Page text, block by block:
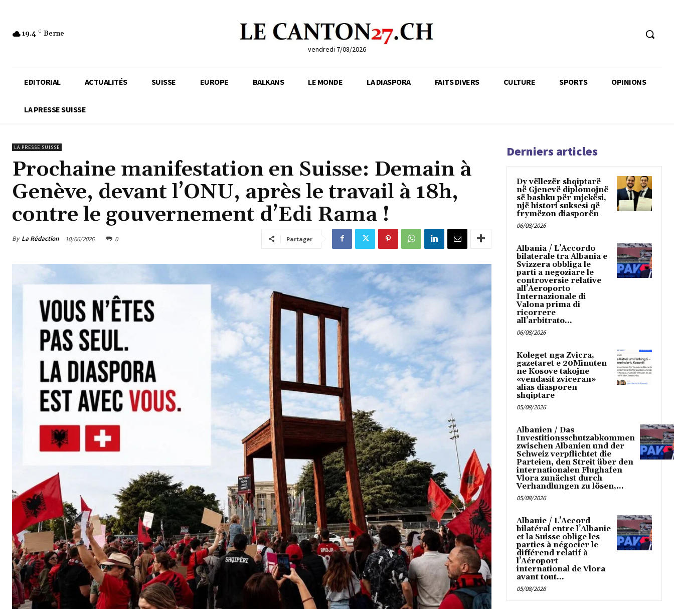
19.4 C Berne
vendredi 7/08/2026
EDITORIAL ACTUALITÉS SUISSE EUROPE BALKANS LE MONDE LA DIASPORA FAITS DIVERS CULTURE SPORTS OPINIONS
LA PRESSE SUISSE
LA PRESSE SUISSE
Prochaine manifestation en Suisse: Demain à
Genève, devant l’ONU, après le travail à 18h,
contre le gouvernement d’Edi Rama !
By La Rédaction 10/06/2026 0 Partager
Derniers articles
Dy vëllezër shqiptarë
në Gjenevë diplomojnë
së bashku për mjekësi,
një histori suksesi që
frymëzon diasporën
06/08/2026
Albania / L’Accordo
bilaterale tra Albania e
Svizzera obbliga le
parti a negoziare le
controversie relative
all’Aeroporto
Internazionale di
Valona prima di
ricorrere
all’arbitrato...
06/08/2026
Koleget nga Zvicra,
gazetaret e 20Minuten
ne Kosove takojne
«vendasit zviceran»
alias diasporen
shqiptare
05/08/2026
Albanien / Das
Investitionsschutzabkommen
zwischen Albanien und der
Schweiz verpflichtet die
Parteien, den Streit über den
internationalen Flughafen
Vlora zunächst durch
Verhandlungen zu lösen,...
05/08/2026
Albanie / L’Accord
bilatéral entre l’Albanie
et la Suisse oblige les
parties à négocier le
différend relatif à
l’Aéroport
international de Vlora
avant tout...
05/08/2026